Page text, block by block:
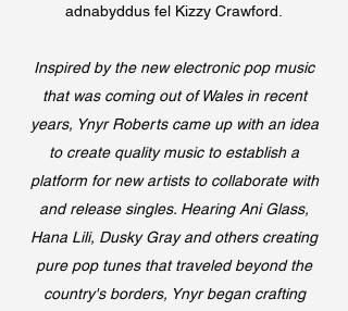
adnabyddus fel Kizzy Crawford.
Inspired by the new electronic pop music
that was coming out of Wales in recent
years, Ynyr Roberts came up with an idea
to create quality music to establish a
platform for new artists to collaborate with
and release singles. Hearing Ani Glass,
Hana Lili, Dusky Gray and others creating
pure pop tunes that traveled beyond the
country's borders, Ynyr began crafting